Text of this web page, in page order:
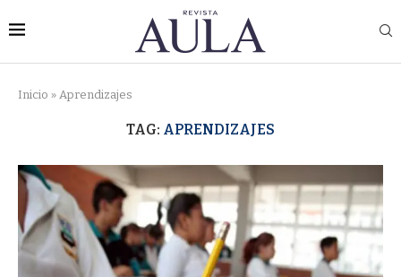
Inicio » Aprendizajes
TAG: APRENDIZAJES